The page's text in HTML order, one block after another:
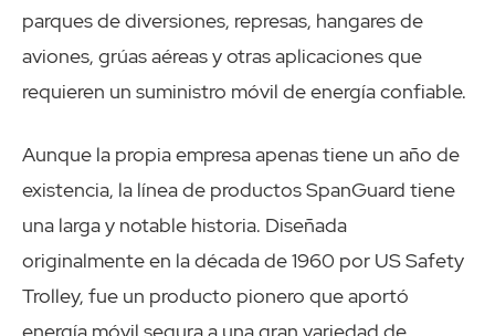
parques de diversiones, represas, hangares de
aviones, grúas aéreas y otras aplicaciones que
requieren un suministro móvil de energía confiable.
Aunque la propia empresa apenas tiene un año de
existencia, la línea de productos SpanGuard tiene
una larga y notable historia. Diseñada
originalmente en la década de 1960 por US Safety
Trolley, fue un producto pionero que aportó